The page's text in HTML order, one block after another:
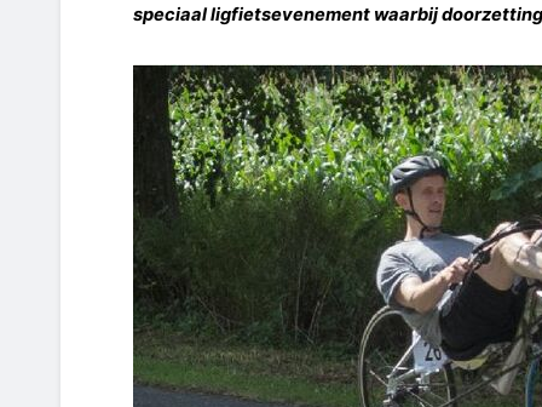
speciaal ligfietsevenement waarbij